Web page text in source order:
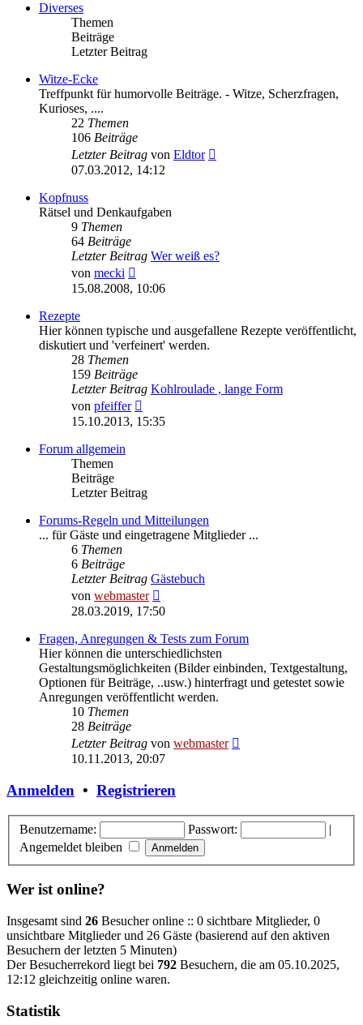
Diverses
Themen
Beiträge
Letzter Beitrag
Witze-Ecke
Treffpunkt für humorvolle Beiträge. - Witze, Scherzfragen,
Kurioses, ....
22 Themen
106 Beiträge
Letzter Beitrag von Eldtor
07.03.2012, 14:12
Kopfnuss
Rätsel und Denkaufgaben
9 Themen
64 Beiträge
Letzter Beitrag Wer weiß es?
von mecki
Beitrag
15.08.2008, 10:06
Rezepte
Hier können typische und ausgefallene Rezepte veröffentlicht,
diskutiert und 'verfeinert' werden.
28 Themen
159 Beiträge
Letzter Beitrag Kohlroulade , lange Form
von pfeiffer
Beitrag
15.10.2013, 15:35
Forum allgemein
Themen
Beiträge
Letzter Beitrag
Forums-Regeln und Mitteilungen
... für Gäste und eingetragene Mitglieder ...
6 Themen
6 Beiträge
Letzter Beitrag Gästebuch
von webmaster
Beitrag
28.03.2019, 17:50
Fragen, Anregungen & Tests zum Forum
Hier können die unterschiedlichsten
Gestaltungsmöglichkeiten (Bilder einbinden, Textgestaltung,
Optionen für Beiträge, ..usw.) hinterfragt und getestet sowie
Anregungen veröffentlicht werden.
10 Themen
28 Beiträge
Letzter Beitrag von webmaster
10.11.2013, 20:07
Anmelden • Registrieren
Benutzername: Passwort:
|
Angemeldet bleiben
Wer ist online?
Insgesamt sind 26 Besucher online :: 0 sichtbare Mitglieder, 0
unsichtbare Mitglieder und 26 Gäste (basierend auf den aktiven
Besuchern der letzten 5 Minuten)
Der Besucherrekord liegt bei 792 Besuchern, die am 05.10.2025,
12:12 gleichzeitig online waren.
Statistik